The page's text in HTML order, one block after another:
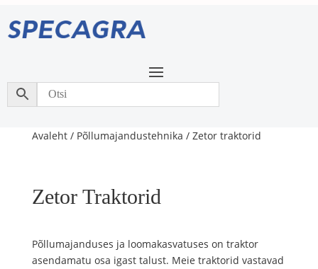
Avaleht / Põllumajandustehnika / Zetor traktorid
Zetor Traktorid
Põllumajanduses ja loomakasvatuses on traktor
asendamatu osa igast talust. Meie traktorid vastavad